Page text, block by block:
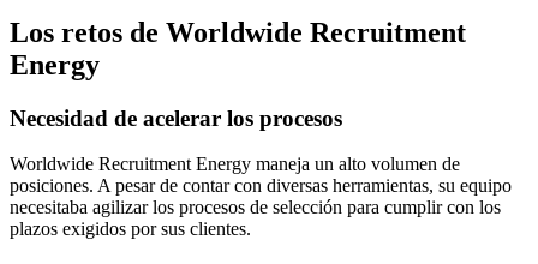
Los retos de Worldwide Recruitment
Energy
Necesidad de acelerar los procesos
Worldwide Recruitment Energy maneja un alto volumen de
posiciones. A pesar de contar con diversas herramientas, su equipo
necesitaba agilizar los procesos de selección para cumplir con los
plazos exigidos por sus clientes.